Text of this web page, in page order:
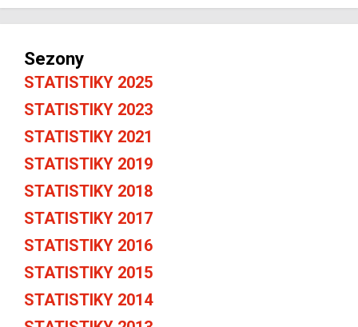
Sezony
STATISTIKY 2025
STATISTIKY 2023
STATISTIKY 2021
STATISTIKY 2019
STATISTIKY 2018
STATISTIKY 2017
STATISTIKY 2016
STATISTIKY 2015
STATISTIKY 2014